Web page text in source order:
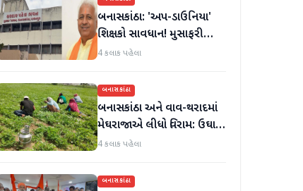
બનાસકાંઠા: 'અપ-ડાઉનિયા'
શિક્ષકો સાવધાન! મુસાફરી
કરતા શિક્ષકો સામે તવાઈ હાથ
4 કલાક પહેલા
બનાસકાંઠા
બનાસકાંઠા અને વાવ-થરાદમાં
મેઘરાજાએ લીધો વિરામ: ઉઘાડ
નીકળતાં ખેડૂતોમાં આનંદનો
4 કલાક પહેલા
બનાસકાંઠા